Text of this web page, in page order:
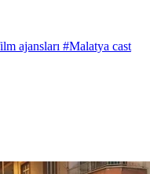
ajansları #Malatya cast